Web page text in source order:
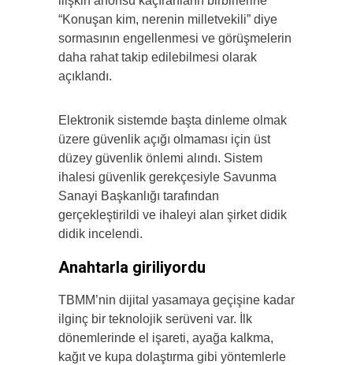
“Konuşan kim, nerenin milletvekili” diye
sormasının engellenmesi ve görüşmelerin
daha rahat takip edilebilmesi olarak
açıklandı.
Elektronik sistemde başta dinleme olmak
üzere güvenlik açığı olmaması için üst
düzey güvenlik önlemi alındı. Sistem
ihalesi güvenlik gerekçesiyle Savunma
Sanayi Başkanlığı tarafından
gerçekleştirildi ve ihaleyi alan şirket didik
didik incelendi.
Anahtarla giriliyordu
TBMM’nin dijital yasamaya geçişine kadar
ilginç bir teknolojik serüveni var. İlk
dönemlerinde el işareti, ayağa kalkma,
kağıt ve kupa dolaştırma gibi yöntemlerle